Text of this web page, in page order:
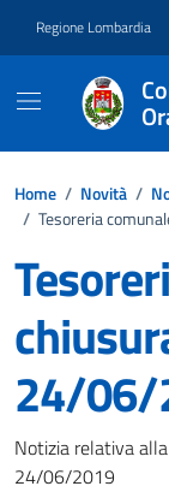
Regione Lombardia
Home / Novità /
/ Tesoreria
24/06/
Dettagli
Notizia relativa
24/06/2019